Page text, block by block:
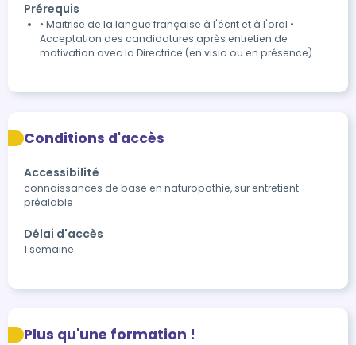
Prérequis
• Maitrise de la langue française à l'écrit et à l'oral •
Acceptation des candidatures après entretien de
motivation avec la Directrice (en visio ou en présence).
Conditions d'accès
Accessibilité
connaissances de base en naturopathie, sur entretient
préalable
Délai d'accès
1 semaine
Plus qu'une formation !